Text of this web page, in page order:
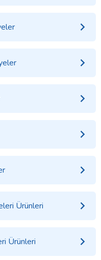
Ürünleri
Ürünleri